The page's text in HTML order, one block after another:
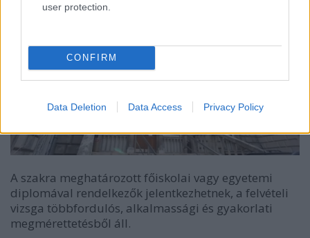
user protection.
CONFIRM
Data Deletion Data Access Privacy Policy
A szakra meghatározott főiskolai vagy egyetemi
diplomával rendelkezők jelentkezhetnek, a felvételi
vizsga többfordulós, alkalmassági és gyakorlati
megmérettetésből áll.